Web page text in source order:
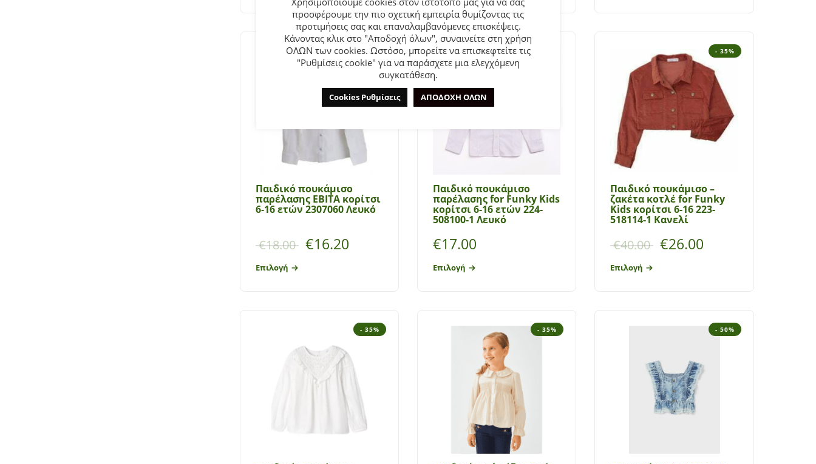
- 10%
Παιδικό πουκάμισο
παρέλασης ΕΒΙΤΑ κορίτσι
6-16 ετών 2307060 Λευκό
€18.00 €16.20
Επιλογή
Παιδικό πουκάμισο
παρέλασης for Funky Kids
κορίτσι 6-16 ετών 224-
508100-1 Λευκό
€17.00
Επιλογή
- 35%
Παιδικό πουκάμισο –
ζακέτα κοτλέ for Funky
Kids κορίτσι 6-16 223-
518114-1 Κανελί
€40.00 €26.00
Επιλογή
- 35% - 35% - 50%
προσφέρουμε την πιο σχετική εμπειρία θυμίζοντας τις
προτιμήσεις σας και επαναλαμβανόμενες επισκέψεις.
Κάνοντας κλικ στο "Αποδοχή όλων", συναινείτε στη χρήση
ΟΛΩΝ των cookies. Ωστόσο, μπορείτε να επισκεφτείτε τις
"Ρυθμίσεις cookie" για να παράσχετε μια ελεγχόμενη
συγκατάθεση.
Cookies Ρυθμίσεις ΑΠΟΔΟΧΗ ΟΛΩΝ